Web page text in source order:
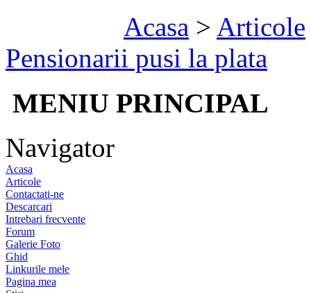
Acasa > Articole
Pensionarii pusi la plata
MENIU PRINCIPAL
Navigator
Acasa
Articole
Contactati-ne
Descarcari
Intrebari frecvente
Forum
Galerie Foto
Ghid
Linkurile mele
Pagina mea